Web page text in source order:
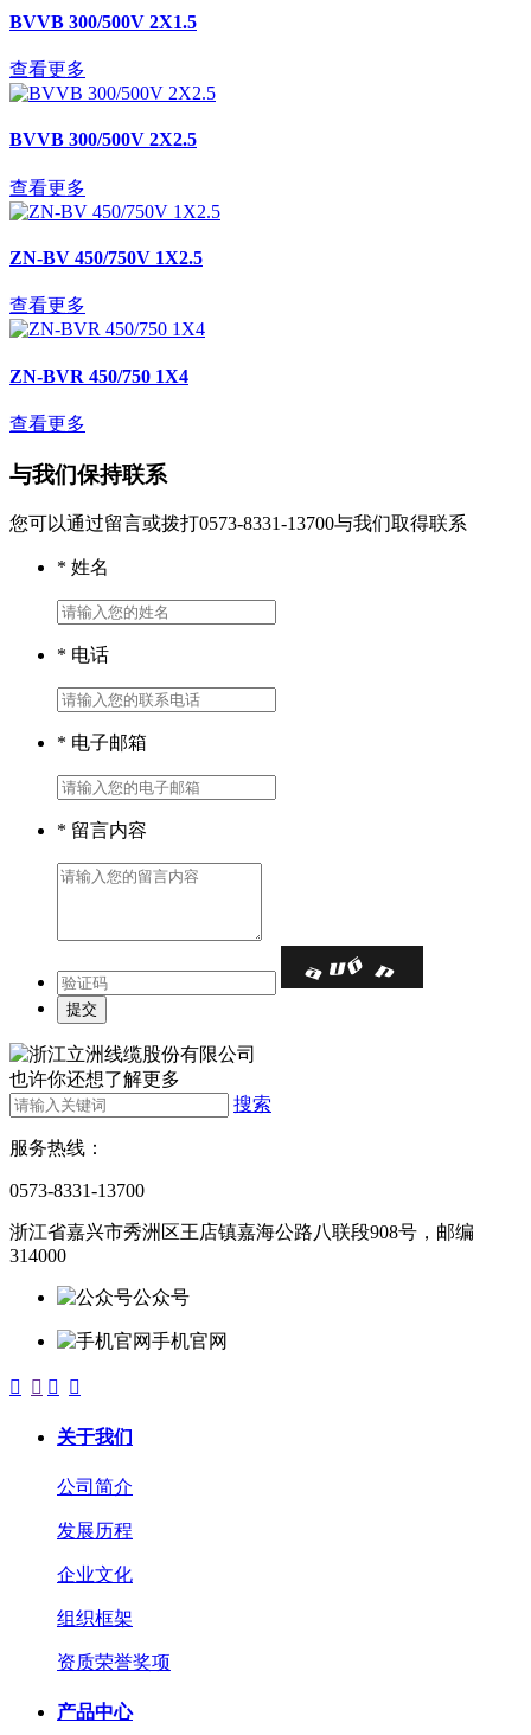
BVVB 300/500V 2X1.5
查看更多
BVVB 300/500V 2X2.5
查看更多
ZN-BV 450/750V 1X2.5
查看更多
ZN-BVR 450/750 1X4
查看更多
与我们保持联系
您可以通过留言或拨打0573-8331-13700与我们取得联系
* 姓名
* 电话
* 电子邮箱
* 留言内容
也许你还想了解更多
搜索
服务热线：
0573-8331-13700
浙江省嘉兴市秀洲区王店镇嘉海公路八联段908号，邮编
314000
公众号
手机官网
   
关于我们
公司简介
发展历程
企业文化
组织框架
资质荣誉奖项
产品中心